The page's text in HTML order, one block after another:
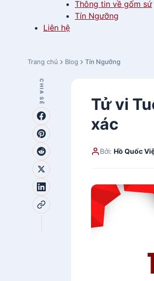
Thông tin về gốm sứ
Tín Ngưỡng
Liên hệ
Trang chủ Blog Tín Ngưỡng
CHIA SẺ
Tử vi
xác
Bởi: Hồ Quốc